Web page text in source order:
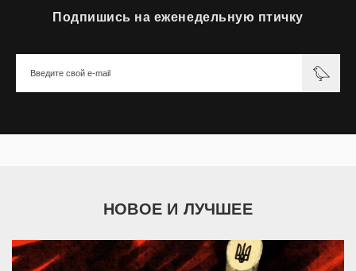
Подпишись на еженедельную птичку
НОВОЕ И ЛУЧШЕЕ